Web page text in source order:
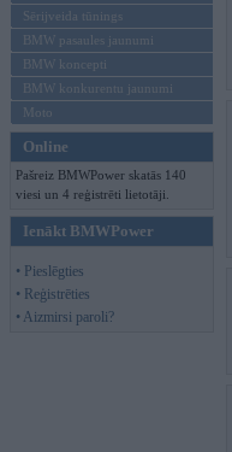
Sērijveida tūnings
BMW pasaules jaunumi
BMW koncepti
BMW konkurentu jaunumi
Moto
Online
Pašreiz BMWPower skatās 140
viesi un 4 reģistrēti lietotāji.
Ienākt BMWPower
• Pieslēgties
• Reģistrēties
• Aizmirsi paroli?